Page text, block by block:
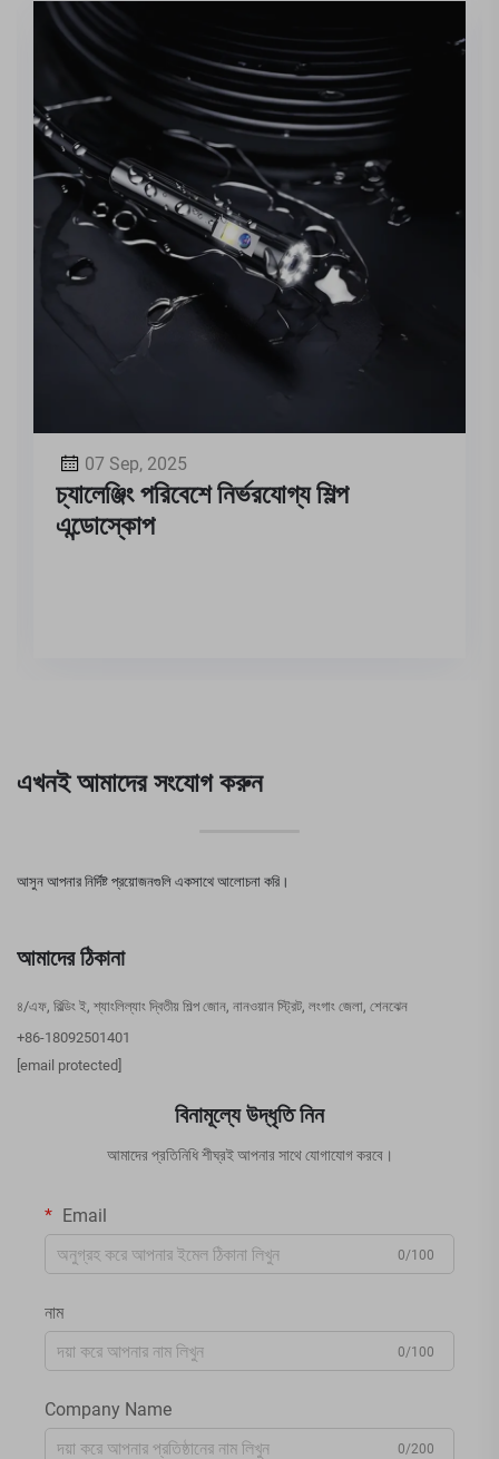
07 Sep, 2025
চ্যালেঞ্জিং পরিবেশে নির্ভরযোগ্য শিল্প
এন্ডোস্কোপ
এখনই আমাদের সংযোগ করুন
আসুন আপনার নির্দিষ্ট প্রয়োজনগুলি একসাথে আলোচনা করি।
আমাদের ঠিকানা
৪/এফ, বিল্ডিং ই, শ্যাংলিল্যাং দ্বিতীয় শিল্প জোন, নানওয়ান স্ট্রিট, লংগাং জেলা, শেনঝেন
+86-18092501401
[email protected]
বিনামূল্যে উদ্ধৃতি নিন
আমাদের প্রতিনিধি শীঘ্রই আপনার সাথে যোগাযোগ করবে।
Email
0/100
নাম
0/100
Company Name
0/200